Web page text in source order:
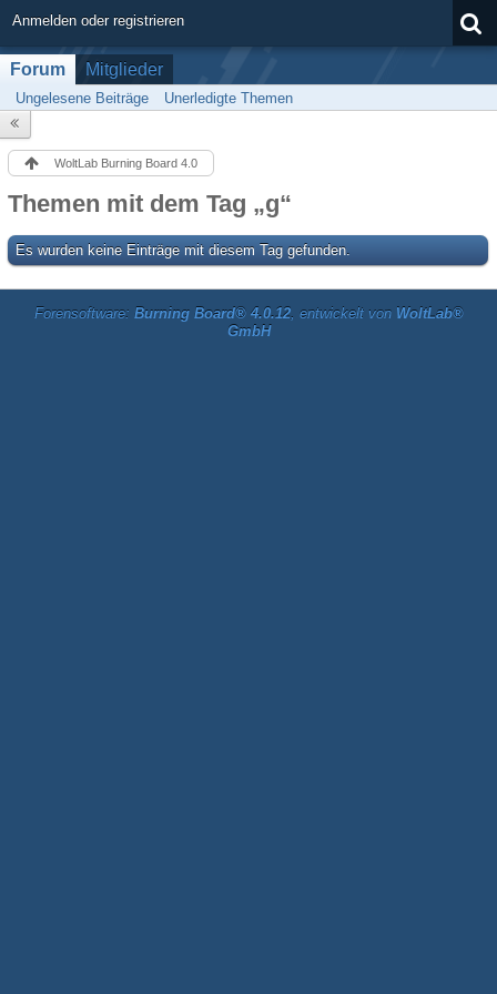
Anmelden oder registrieren
Forum Mitglieder
Ungelesene Beiträge Unerledigte Themen
WoltLab Burning Board 4.0
Themen mit dem Tag „g“
Es wurden keine Einträge mit diesem Tag gefunden.
Forensoftware: Burning Board® 4.0.12, entwickelt von WoltLab®
GmbH